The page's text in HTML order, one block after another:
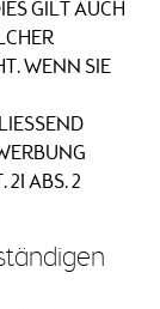
GILT AUCH
WENN SIE
ABS. 2